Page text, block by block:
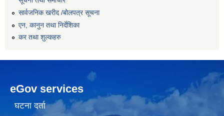
सार्वजनिक खरीद /बोलपत्र सूचना
एन, कानुन तथा निर्देशिका
कर तथा शुल्कहरु
eGov services
घटना दर्ता